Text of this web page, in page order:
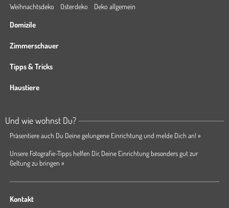
Weihnachtsdeko Osterdeko Deko allgemein
Domizile
Zimmerschauer
Tipps & Tricks
Haustiere
Und wie wohnst Du?
Präsentiere auch Du Deine gelungene Einrichtung und melde Dich an! »
Unsere Fotografie-Tipps helfen Dir, Deine Einrichtung besonders gut zur
Geltung zu bringen »
Kontakt